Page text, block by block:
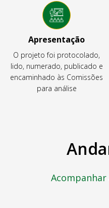
Apresentação
O projeto foi protocolado,
lido, numerado, publicado e
encaminhado às Comissões
para análise